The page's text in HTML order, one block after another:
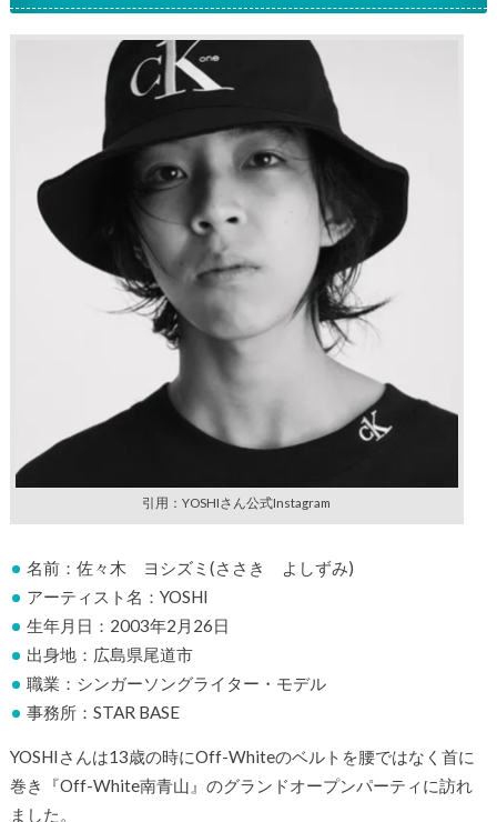
引用：YOSHIさん公式Instagram
名前：佐々木 ヨシズミ(ささき よしずみ)
アーティスト名：YOSHI
生年月日：2003年2月26日
出身地：広島県尾道市
職業：シンガーソングライター・モデル
事務所：STAR BASE
YOSHIさんは13歳の時にOff-Whiteのベルトを腰ではなく首に
巻き『Off-White南青山』のグランドオープンパーティに訪れ
ました。